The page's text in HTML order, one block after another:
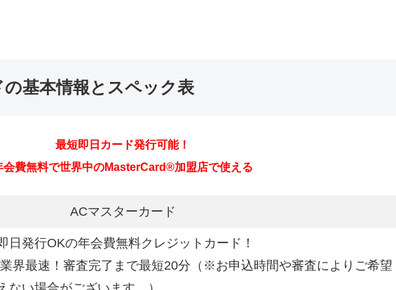
基本情報とスペック表
最短即日カード発行可能！
会費無料で世界中のMasterCard®加盟店で使える
ACマスターカード
日発行OKの年会費無料クレジットカード！
業界最速！審査完了まで最短20分（※お申込時間や審査によりご希望